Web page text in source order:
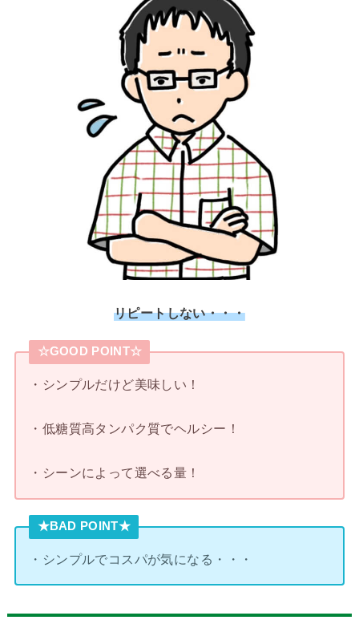
リピートしない・・・
☆GOOD POINT☆
・シンプルだけど美味しい！
・低糖質高タンパク質でヘルシー！
・シーンによって選べる量！
★BAD POINT★
・シンプルでコスパが気になる・・・